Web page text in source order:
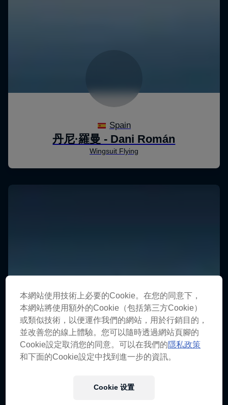
本網站使用技術上必要的Cookie。在您的同意下，
本網站將使用額外的Cookie（包括第三方Cookie）
或類似技術，以便運作我們的網站，用於行銷目的，
並改善您的線上體驗。您可以隨時透過網站頁腳的
Cookie設定取消您的同意。可以在我們的隱私政策
和下面的Cookie設定中找到進一步的資訊。
Cookie 设置